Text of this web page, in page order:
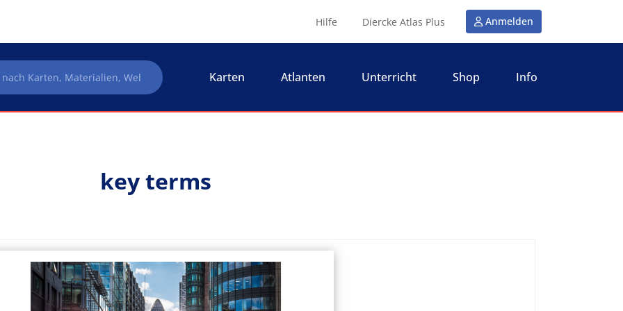
Hilfe Diercke Atlas Plus Anmelden
Karten Atlanten Unterricht Shop Info
key terms